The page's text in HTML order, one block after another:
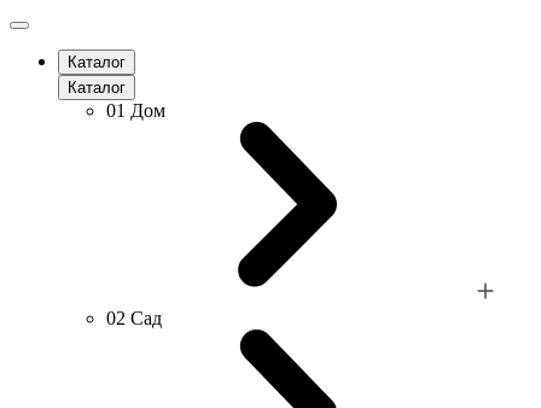
Каталог
Каталог
01 Дом
02 Сад